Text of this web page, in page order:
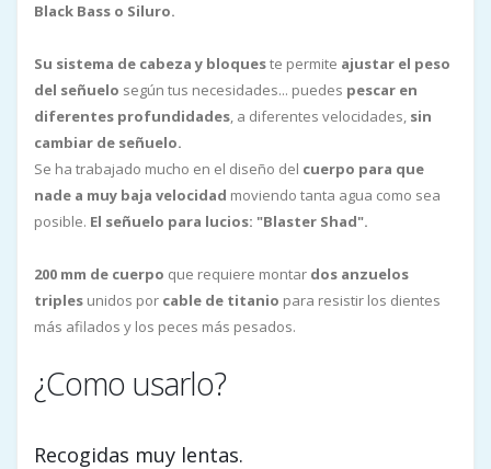
Black Bass o Siluro.
Su sistema de cabeza y bloqueste permite ajustar el peso
del señuelo según tus necesidades... puedes pescar en
diferentes profundidades, a diferentes velocidades, sin
cambiar de señuelo.
Se ha trabajado mucho en el diseño del cuerpo para que
nade a muy baja velocidad moviendo tanta agua como sea
posible. El señuelo para lucios: "Blaster Shad".
200 mm de cuerpo que requiere montar dos anzuelos
triples unidos por cable de titanio para resistir los dientes
más afilados y los peces más pesados.
¿Como usarlo?
Recogidas muy lentas.